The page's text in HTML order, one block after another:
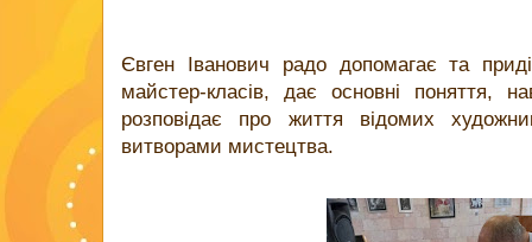
Євген Іванович радо допомагає та
майстер-класів, дає основні поняття,
розповідає про життя відомих
витворами мистецтва.